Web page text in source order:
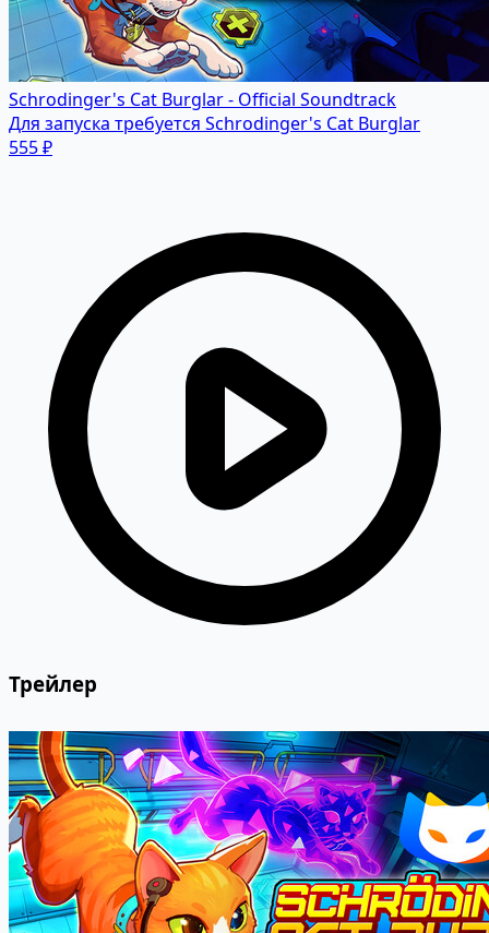
Schrodinger's Cat Burglar - Official Soundtrack
Для запуска требуется Schrodinger's Cat Burglar
555 ₽
Трейлер